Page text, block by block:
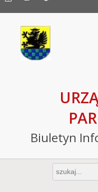
Biuletyn
Jesteś tutaj:
dostępności
Raport
stanie
URZĄD